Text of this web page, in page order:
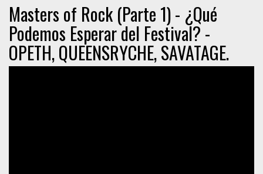
Masters of Rock (Parte 1) - ¿Qué
Podemos Esperar del Festival? -
OPETH, QUEENSRYCHE, SAVATAGE.